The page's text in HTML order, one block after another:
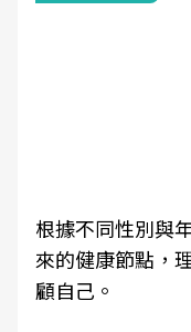
根據不同性別與
來的健康節點，
顧自己。